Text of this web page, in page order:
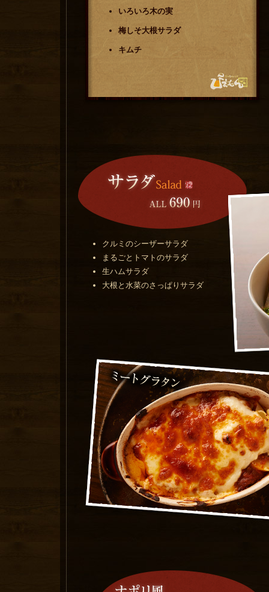
いろいろ木の実
梅しそ大根サラダ
キムチ
クルミのシーザーサラダ
まるごとトマトのサラダ
生ハムサラダ
大根と水菜のさっぱりサラダ